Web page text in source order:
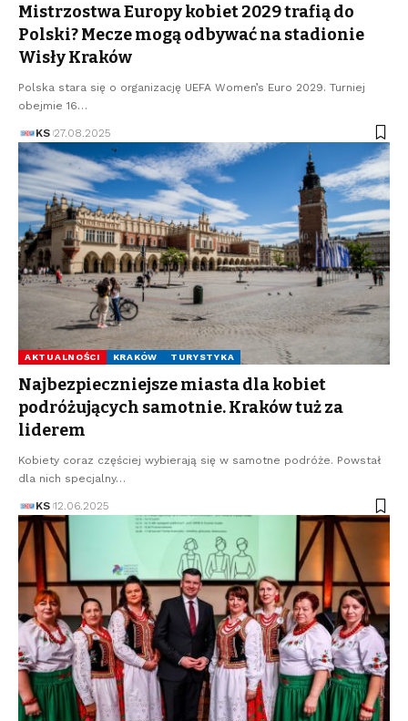
Mistrzostwa Europy kobiet 2029 trafią do
Polski? Mecze mogą odbywać na stadionie
Wisły Kraków
Polska stara się o organizację UEFA Women’s Euro 2029. Turniej
obejmie 16…
KS 27.08.2025
AKTUALNOŚCI KRAKÓW TURYSTYKA
Najbezpieczniejsze miasta dla kobiet
podróżujących samotnie. Kraków tuż za
liderem
Kobiety coraz częściej wybierają się w samotne podróże. Powstał
dla nich specjalny…
KS 12.06.2025